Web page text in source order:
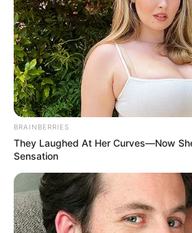
Men 45+ Are Trying This To
MEDVI
BRAINBERRIES
They Laughed At Her Curves—Now
Sensation